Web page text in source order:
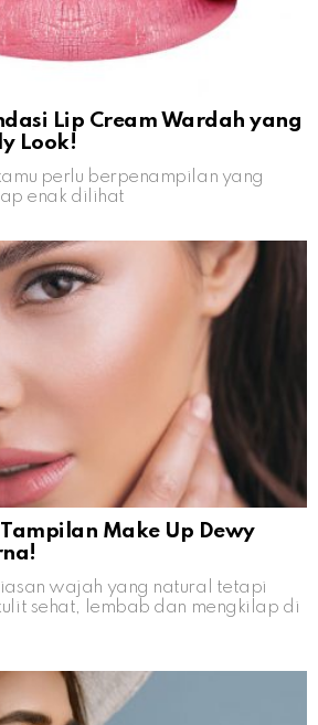
Lip Cream Wardah yang
Look!
perlu berpenampilan yang
enak dilihat
Make Up Dewy
wajah yang natural tetapi
sehat, lembab dan mengkilap di